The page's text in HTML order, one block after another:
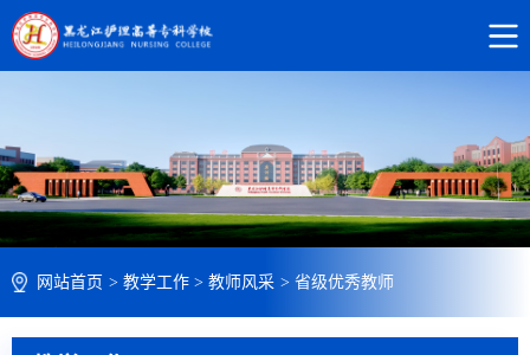
网站首页 > 教学工作 > 教师风采 > 省级优秀教师